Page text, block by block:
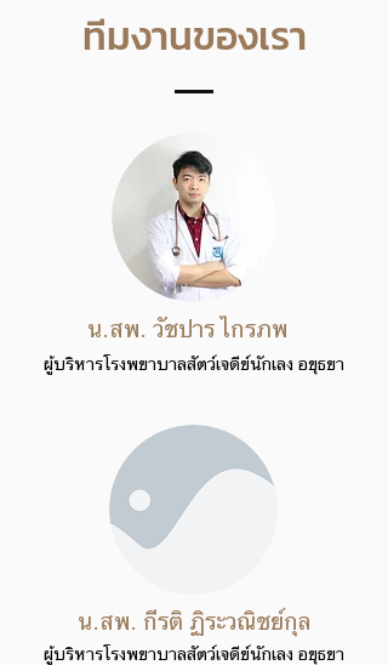
ทีมงานของเรา
น.สพ. วัชปาร ไกรภพ
ผู้บริหารโรงพยาบาลสัตว์เจดีย์นักเลง อยุธยา
น.สพ. กีรติ ฏิระวณิชย์กุล
ผู้บริหารโรงพยาบาลสัตว์เจดีย์นักเลง อยุธยา